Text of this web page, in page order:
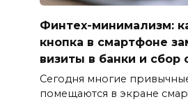
Финтех-минимализм:
кнопка в смартфоне
визиты в банки и сбор
Сегодня многие
помещаются в экране